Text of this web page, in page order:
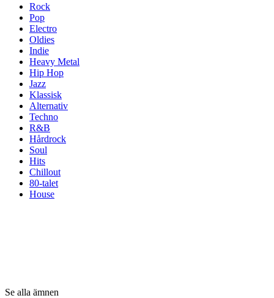
Rock
Pop
Electro
Oldies
Indie
Heavy Metal
Hip Hop
Jazz
Klassisk
Alternativ
Techno
R&B
Hårdrock
Soul
Hits
Chillout
80-talet
House
Se alla ämnen